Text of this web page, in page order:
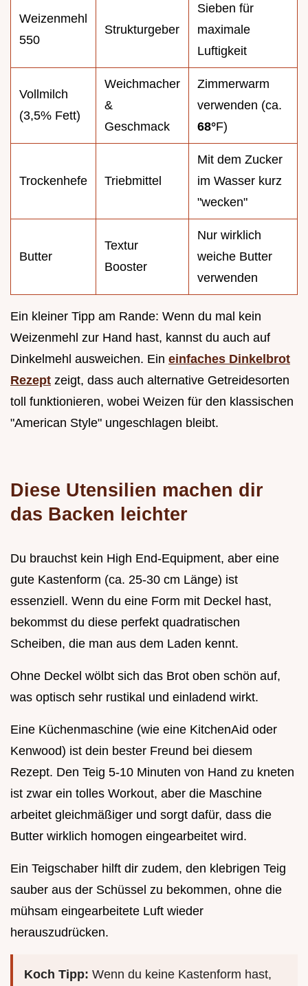
Weizenmehl
550
Strukturgeber
Sieben für
maximale
Luftigkeit
Vollmilch
(3,5% Fett)
Weichmacher
&
Geschmack
Zimmerwarm
verwenden (ca.
68°F)
Trockenhefe Triebmittel
Mit dem Zucker
im Wasser kurz
"wecken"
Butter
Textur
Booster
Nur wirklich
weiche Butter
verwenden
Ein kleiner Tipp am Rande: Wenn du mal kein
Weizenmehl zur Hand hast, kannst du auch auf
Dinkelmehl ausweichen. Ein einfaches Dinkelbrot
Rezept zeigt, dass auch alternative Getreidesorten
toll funktionieren, wobei Weizen für den klassischen
"American Style" ungeschlagen bleibt.
Diese Utensilien machen dir
das Backen leichter
Du brauchst kein High End-Equipment, aber eine
gute Kastenform (ca. 25-30 cm Länge) ist
essenziell. Wenn du eine Form mit Deckel hast,
bekommst du diese perfekt quadratischen
Scheiben, die man aus dem Laden kennt.
Ohne Deckel wölbt sich das Brot oben schön auf,
was optisch sehr rustikal und einladend wirkt.
Eine Küchenmaschine (wie eine KitchenAid oder
Kenwood) ist dein bester Freund bei diesem
Rezept. Den Teig 5-10 Minuten von Hand zu kneten
ist zwar ein tolles Workout, aber die Maschine
arbeitet gleichmäßiger und sorgt dafür, dass die
Butter wirklich homogen eingearbeitet wird.
Ein Teigschaber hilft dir zudem, den klebrigen Teig
sauber aus der Schüssel zu bekommen, ohne die
mühsam eingearbeitete Luft wieder
herauszudrücken.
Koch Tipp: Wenn du keine Kastenform hast,